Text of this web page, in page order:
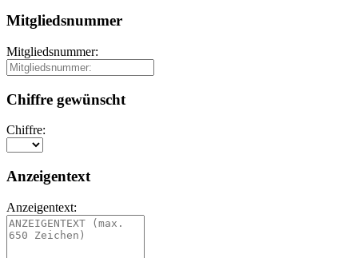
Mitgliedsnummer
Mitgliedsnummer:
Chiffre gewünscht
Chiffre:
Anzeigentext
Anzeigentext: